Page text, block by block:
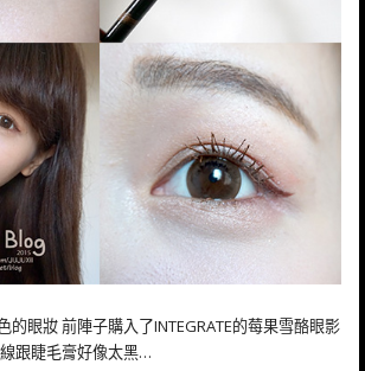
的眼妝 前陣子購入了INTEGRATE的莓果雪酪眼影
跟睫毛膏好像太黑…